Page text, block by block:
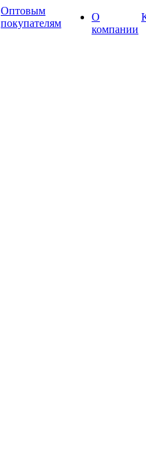
Оптовым
покупателям
О
компании